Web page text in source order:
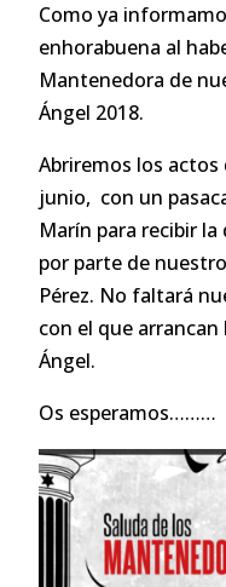
Como ya
enhorabuena al
Mantenedora de
Ángel 2018.
Abriremos los actos
junio, con un
Marín para recibir
por parte de
Pérez. No faltará
con el que arrancan
Ángel.
Os esperamos………